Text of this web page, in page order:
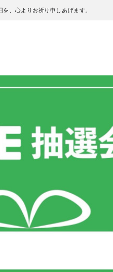
、心よりお祈り申しあげます。